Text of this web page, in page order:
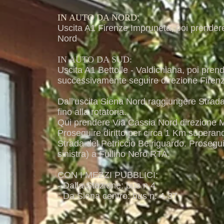
IN AUTO DA NORD:
Uscita A1 Firenze Impruneta, poi
Nord
IN AUTO DA SUD:
Uscita A1 Bettolle - Valdichiana, poi
successivamente seguire direzione
Dall'uscita Siena Nord raggiungere
fino alla rotatoria.
Qui prendere Via Cassia Nord direzione
Proseguire diritto per circa 1 Km
Strada del Petriccio Belriguardo.
sinistra) a Fullino Nero RTA.
CON I MEZZI PUBBLICI:
- Dalla Stazione: bus n.4
- Da Siena centro: bus n. 4-37